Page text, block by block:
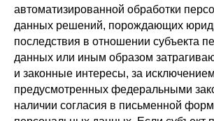
автоматизированной обработки
данных решений, порождающих
последствия в отношении субъекта
данных или иным образом
и законные интересы, за
предусмотренных федеральными
наличии согласия в письменной